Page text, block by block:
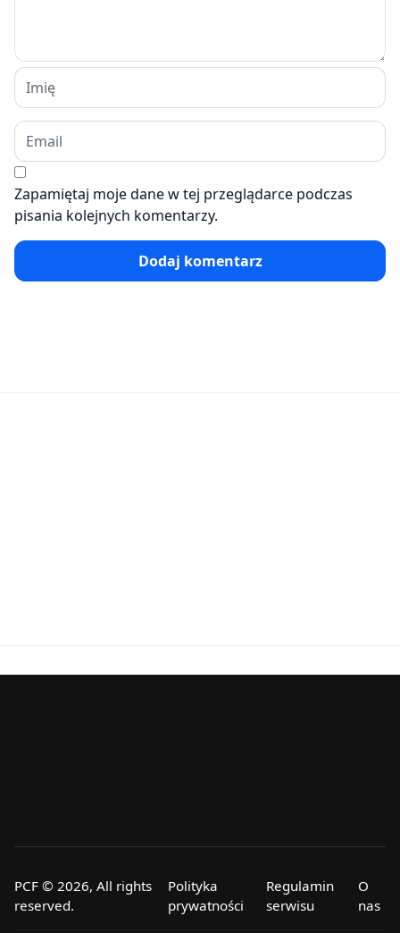
Zapamiętaj moje dane w tej przeglądarce podczas
pisania kolejnych komentarzy.
Dodaj komentarz
PCF © 2026, All rights
reserved.
Polityka
prywatności
Regulamin
serwisu
O
nas